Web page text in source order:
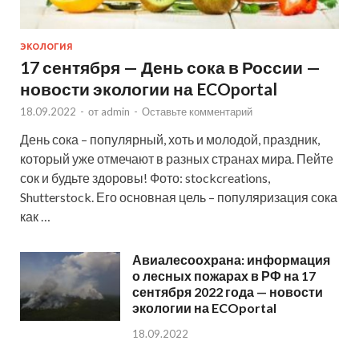
ЭКОЛОГИЯ
17 сентября — День сока в России —
новости экологии на ECOportal
18.09.2022 - от admin - Оставьте комментарий
День сока – популярный, хоть и молодой, праздник,
который уже отмечают в разных странах мира. Пейте
сок и будьте здоровы! Фото: stockcreations,
Shutterstock. Его основная цель – популяризация сока
как …
Авиалесоохрана: информация
о лесных пожарах в РФ на 17
сентября 2022 года — новости
экологии на ECOportal
18.09.2022